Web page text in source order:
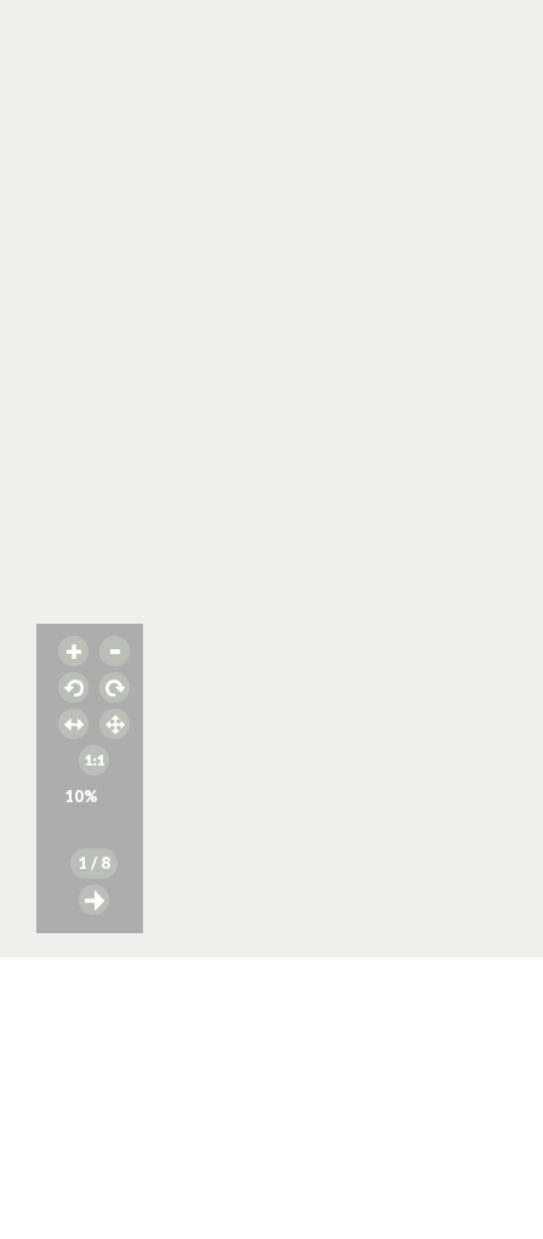
10%
1 / 8